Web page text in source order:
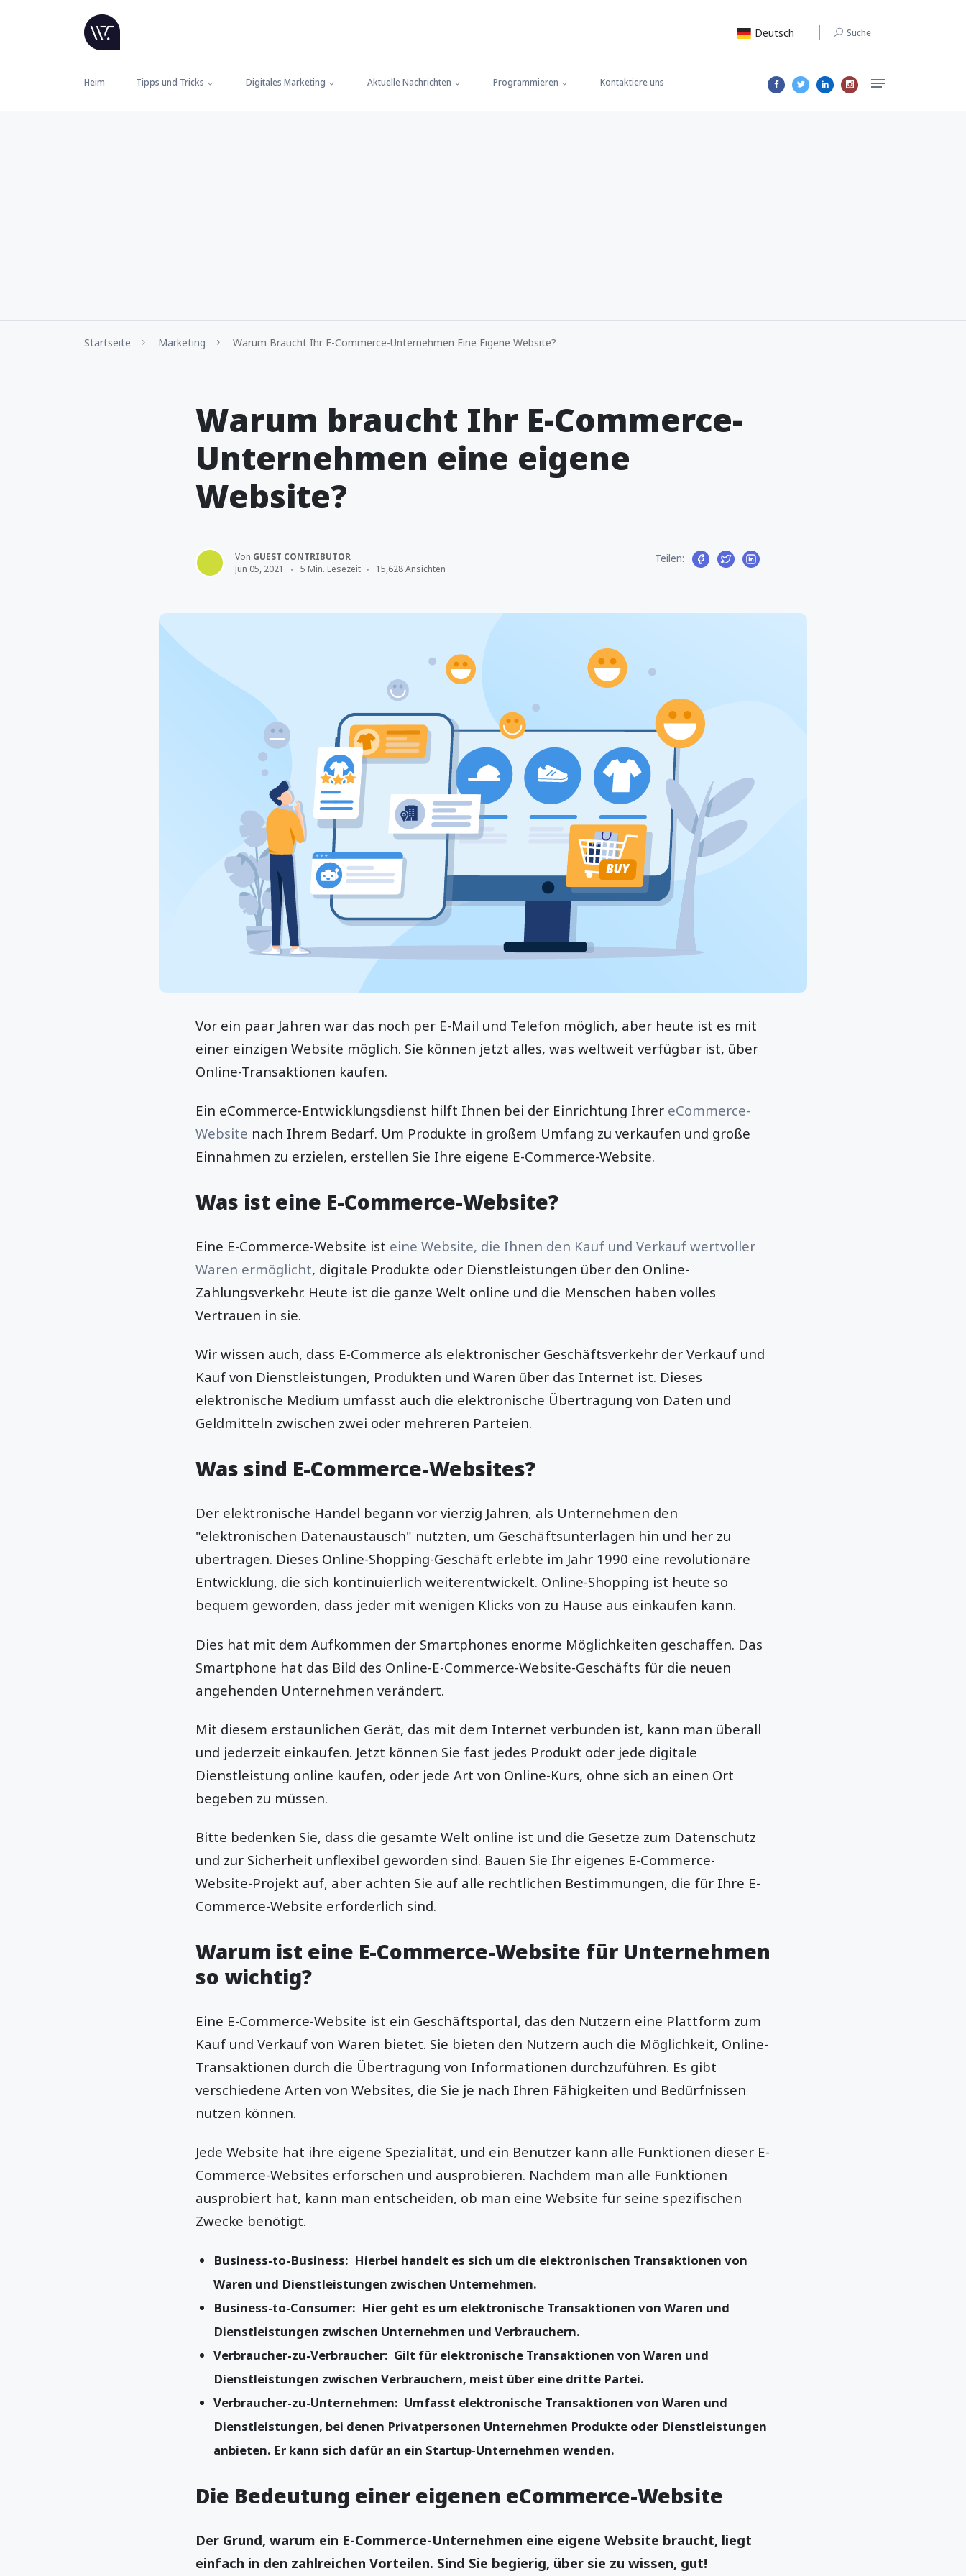
Deutsch Suche
Heim Tipps und Tricks Digitales Marketing Aktuelle Nachrichten Programmieren Kontaktiere uns
Startseite Marketing Warum Braucht Ihr E-Commerce-Unternehmen Eine Eigene Website?
Warum braucht Ihr E-Commerce-
Unternehmen eine eigene
Website?
Von GUEST CONTRIBUTOR
Jun 05, 2021
5 Min. Lesezeit 15,628 Ansichten
Teilen:
Vor ein paar Jahren war das noch per E-Mail und Telefon möglich, aber heute ist es mit
einer einzigen Website möglich. Sie können jetzt alles, was weltweit verfügbar ist, über
Online-Transaktionen kaufen.
Ein eCommerce-Entwicklungsdienst hilft Ihnen bei der Einrichtung Ihrer eCommerce-
Website nach Ihrem Bedarf. Um Produkte in großem Umfang zu verkaufen und große
Einnahmen zu erzielen, erstellen Sie Ihre eigene E-Commerce-Website.
Was ist eine E-Commerce-Website?
Eine E-Commerce-Website ist eine Website, die Ihnen den Kauf und Verkauf wertvoller
Waren ermöglicht, digitale Produkte oder Dienstleistungen über den Online-
Zahlungsverkehr. Heute ist die ganze Welt online und die Menschen haben volles
Vertrauen in sie.
Wir wissen auch, dass E-Commerce als elektronischer Geschäftsverkehr der Verkauf und
Kauf von Dienstleistungen, Produkten und Waren über das Internet ist. Dieses
elektronische Medium umfasst auch die elektronische Übertragung von Daten und
Geldmitteln zwischen zwei oder mehreren Parteien.
Was sind E-Commerce-Websites?
Der elektronische Handel begann vor vierzig Jahren, als Unternehmen den
"elektronischen Datenaustausch" nutzten, um Geschäftsunterlagen hin und her zu
übertragen. Dieses Online-Shopping-Geschäft erlebte im Jahr 1990 eine revolutionäre
Entwicklung, die sich kontinuierlich weiterentwickelt. Online-Shopping ist heute so
bequem geworden, dass jeder mit wenigen Klicks von zu Hause aus einkaufen kann.
Dies hat mit dem Aufkommen der Smartphones enorme Möglichkeiten geschaffen. Das
Smartphone hat das Bild des Online-E-Commerce-Website-Geschäfts für die neuen
angehenden Unternehmen verändert.
Mit diesem erstaunlichen Gerät, das mit dem Internet verbunden ist, kann man überall
und jederzeit einkaufen. Jetzt können Sie fast jedes Produkt oder jede digitale
Dienstleistung online kaufen, oder jede Art von Online-Kurs, ohne sich an einen Ort
begeben zu müssen.
Bitte bedenken Sie, dass die gesamte Welt online ist und die Gesetze zum Datenschutz
und zur Sicherheit unflexibel geworden sind. Bauen Sie Ihr eigenes E-Commerce-
Website-Projekt auf, aber achten Sie auf alle rechtlichen Bestimmungen, die für Ihre E-
Commerce-Website erforderlich sind.
Warum ist eine E-Commerce-Website für Unternehmen
so wichtig?
Eine E-Commerce-Website ist ein Geschäftsportal, das den Nutzern eine Plattform zum
Kauf und Verkauf von Waren bietet. Sie bieten den Nutzern auch die Möglichkeit, Online-
Transaktionen durch die Übertragung von Informationen durchzuführen. Es gibt
verschiedene Arten von Websites, die Sie je nach Ihren Fähigkeiten und Bedürfnissen
nutzen können.
Jede Website hat ihre eigene Spezialität, und ein Benutzer kann alle Funktionen dieser E-
Commerce-Websites erforschen und ausprobieren. Nachdem man alle Funktionen
ausprobiert hat, kann man entscheiden, ob man eine Website für seine spezifischen
Zwecke benötigt.
Business-to-Business: Hierbei handelt es sich um die elektronischen Transaktionen von
Waren und Dienstleistungen zwischen Unternehmen.
Business-to-Consumer: Hier geht es um elektronische Transaktionen von Waren und
Dienstleistungen zwischen Unternehmen und Verbrauchern.
Verbraucher-zu-Verbraucher: Gilt für elektronische Transaktionen von Waren und
Dienstleistungen zwischen Verbrauchern, meist über eine dritte Partei.
Verbraucher-zu-Unternehmen: Umfasst elektronische Transaktionen von Waren und
Dienstleistungen, bei denen Privatpersonen Unternehmen Produkte oder Dienstleistungen
anbieten. Er kann sich dafür an ein Startup-Unternehmen wenden.
Die Bedeutung einer eigenen eCommerce-Website
Der Grund, warum ein E-Commerce-Unternehmen eine eigene Website braucht, liegt
einfach in den zahlreichen Vorteilen. Sind Sie begierig, über sie zu wissen, gut!